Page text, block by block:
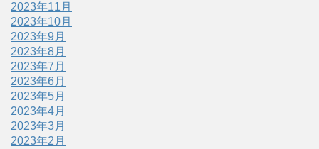
2023年11月
2023年10月
2023年9月
2023年8月
2023年7月
2023年6月
2023年5月
2023年4月
2023年3月
2023年2月